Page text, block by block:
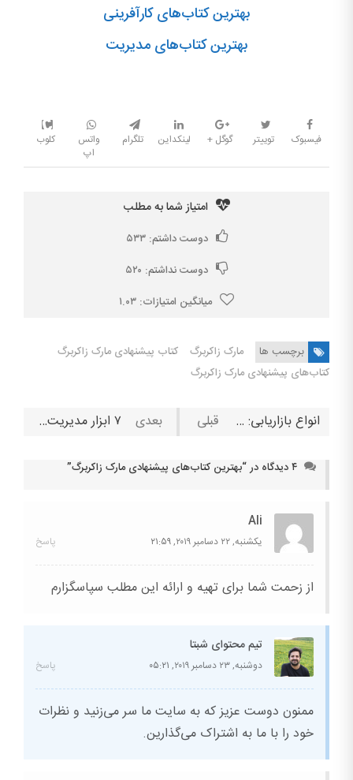
بهترین کتاب‌های کارآفرینی
بهترین کتاب‌های مدیریت
فیسبوک توییتر گوگل + لینکداین تلگرام
واتس
اپ
کلوب
امتیاز شما به مطلب
دوست داشتم:۵۳۳
دوست نداشتم: ۵۲۰
میانگین امتیازات: ۱.۰۳
برچسب ها مارک زاکربرگ
کتاب پیشنهادی مارک زاکربرگ
کتاب‌های پیشنهادی مارک زاکربرگ
انواع بازاریابی: معرفی ۱۰ مدل رایج بازاریابی کسب‌وکارها ۷ ابزار مدیریت پروژه که با آن‌ها به راحتی می‌توانید کارهای خود را مدیریت کنید
بهترین کتاب‌های پیشنهادی مارک زاکربرگ”
Ali
یکشنبه, ۲۲ دسامبر ۲۰۱۹, ۲۱:۵۹ پاسخ
از زحمت شما برای تهیه و ارائه این مطلب سپاسگزارم
تیم محتوای شبتا
دوشنبه, ۲۳ دسامبر ۲۰۱۹, ۰۵:۲۱ پاسخ
ممنون دوست عزیز که به سایت ما سر می‌زنید و نظرات
خود را با ما به اشتراک می‌گذارین.